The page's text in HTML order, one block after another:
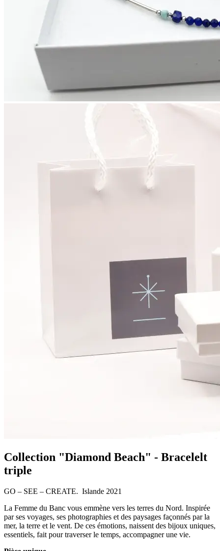
Collection "Diamond Beach" - Bracelelt
triple
GO – SEE – CREATE. Islande 2021
La Femme du Banc vous emmène vers les terres du Nord. Inspirée
par ses voyages, ses photographies et des paysages façonnés par la
mer, la terre et le vent. De ces émotions, naissent des bijoux uniques,
essentiels, fait pour traverser le temps, accompagner une vie.